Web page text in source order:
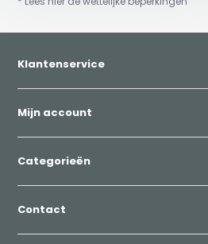
Klantenservice
Mijn account
Categorieën
Contact